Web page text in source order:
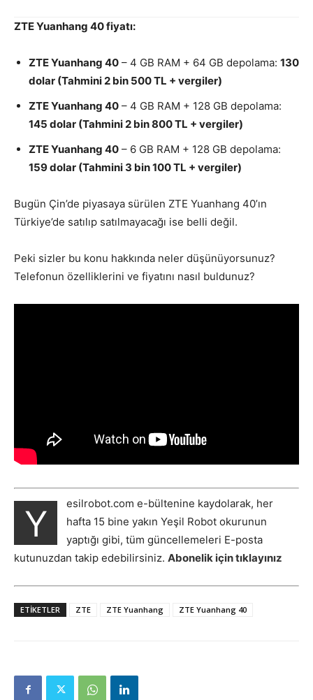
ZTE Yuanhang 40 fiyatı:
ZTE Yuanhang 40 – 4 GB RAM + 64 GB depolama: 130
dolar (Tahmini 2 bin 500 TL + vergiler)
ZTE Yuanhang 40 – 4 GB RAM + 128 GB depolama:
145 dolar (Tahmini 2 bin 800 TL + vergiler)
ZTE Yuanhang 40 – 6 GB RAM + 128 GB depolama:
159 dolar (Tahmini 3 bin 100 TL + vergiler)
Bugün Çin’de piyasaya sürülen ZTE Yuanhang 40’ın
Türkiye’de satılıp satılmayacağı ise belli değil.
Peki sizler bu konu hakkında neler düşünüyorsunuz?
Telefonun özelliklerini ve fiyatını nasıl buldunuz?
Y
esilrobot.com e-bültenine kaydolarak, her
hafta 15 bine yakın Yeşil Robot okurunun
yaptığı gibi, tüm güncellemeleri E-posta
kutunuzdan takip edebilirsiniz. Abonelik için tıklayınız
ETIKETLER ZTE ZTE Yuanhang ZTE Yuanhang 40